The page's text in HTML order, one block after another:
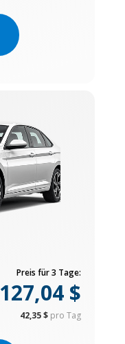
Preis für 3 Tage:
127,04 $
42,35 $ pro Tag